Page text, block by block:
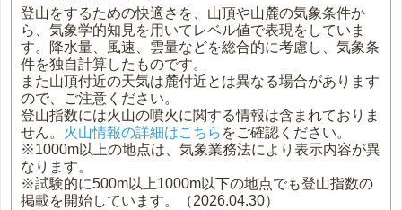
登山をするための快適さを、山頂や山麓の気象条件か
ら、気象学的知見を用いてレベル値で表現をしていま
す。降水量、風速、雲量などを総合的に考慮し、気象条
件を独自計算したものです。
また山頂付近の天気は麓付近とは異なる場合があります
ので、ご注意ください。
登山指数には火山の噴火に関する情報は含まれておりま
せん。 火山情報の詳細はこちら をご確認ください。
※1000m以上の地点は、気象業務法により表示内容が異
なります。
※試験的に500m以上1000m以下の地点でも登山指数の
掲載を開始しています。（2026.04.30）